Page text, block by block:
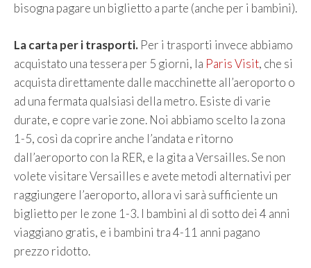
bisogna pagare un biglietto a parte (anche per i bambini).
La carta per i trasporti. Per i trasporti invece abbiamo
acquistato una tessera per 5 giorni, la Paris Visit, che si
acquista direttamente dalle macchinette all’aeroporto o
ad una fermata qualsiasi della metro. Esiste di varie
durate, e copre varie zone. Noi abbiamo scelto la zona
1-5, così da coprire anche l’andata e ritorno
dall’aeroporto con la RER, e la gita a Versailles. Se non
volete visitare Versailles e avete metodi alternativi per
raggiungere l’aeroporto, allora vi sarà sufficiente un
biglietto per le zone 1-3. I bambini al di sotto dei 4 anni
viaggiano gratis, e i bambini tra 4-11 anni pagano
prezzo ridotto.